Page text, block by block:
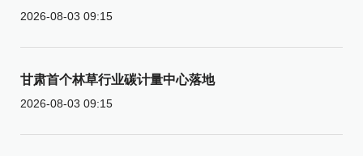
2026-08-03 09:15
甘肃首个林草行业碳计量中心落地
2026-08-03 09:15